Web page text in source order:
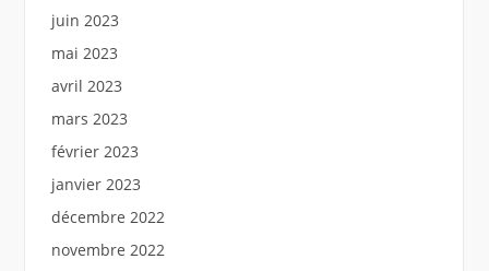
juin 2023
mai 2023
avril 2023
mars 2023
février 2023
janvier 2023
décembre 2022
novembre 2022